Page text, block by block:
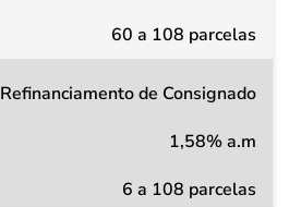
60 a 108 parcelas
Refinanciamento de Consignado
1,58% a.m
6 a 108 parcelas